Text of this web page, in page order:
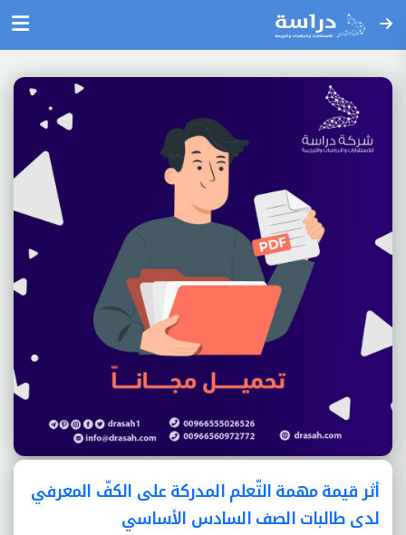
أثر قيمة مهمة التّعلم المدرکة على الکفّ المعرفي
لدى طالبات الصف السادس الأساسي